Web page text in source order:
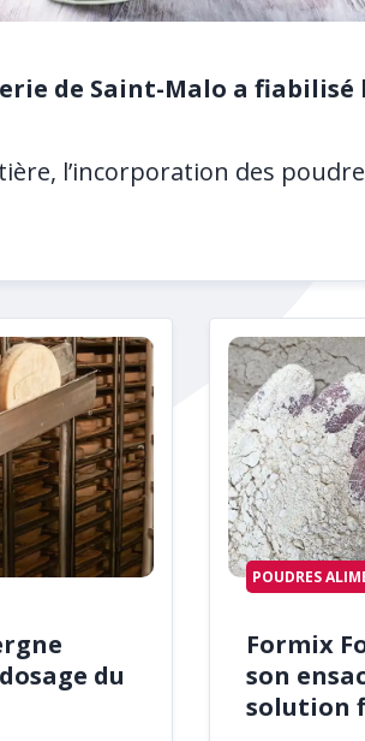
de Saint-Malo a
l’incorporation des
du
POUDRES
Formix
son
solution